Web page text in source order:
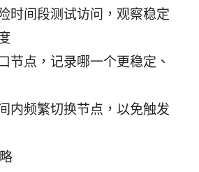
时间段测试访问，观察稳定
节点，记录哪一个更稳定、
内频繁切换节点，以免触发